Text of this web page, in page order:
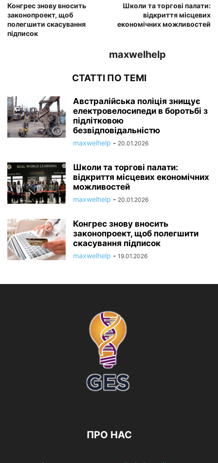
Конгрес знову вносить
законопроект, щоб
полегшити скасування
підписок
Школи та торгові палати:
відкриття місцевих
економічних можливостей
maxwelhelp
СТАТТІ ПО ТЕМІ
Австралійська поліція знищує
електровелосипеди в боротьбі з
підлітковою
безвідповідальністю
maxwelhelp - 20.01.2026
Школи та торгові палати:
відкриття місцевих економічних
можливостей
maxwelhelp - 20.01.2026
Конгрес знову вносить
законопроект, щоб полегшити
скасування підписок
maxwelhelp - 19.01.2026
ПРО НАС